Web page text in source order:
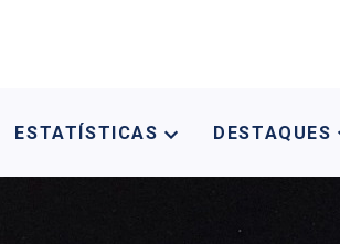
ESTATÍSTICAS DESTAQUES